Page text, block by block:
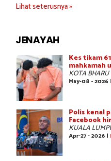
Lihat seterusnya »
JENAYAH
Kes tikam
mahkamah
KOTA
May-08 - 2026 |
Polis kenal
Facebook
KUALA
Apr-27 - 2026 |